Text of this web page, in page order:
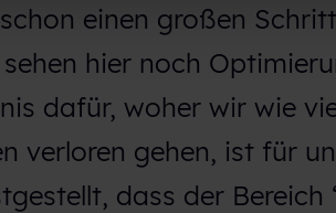
einen großen
hier noch
dafür, woher wir wie
verloren gehen, ist für
dass der Bereich